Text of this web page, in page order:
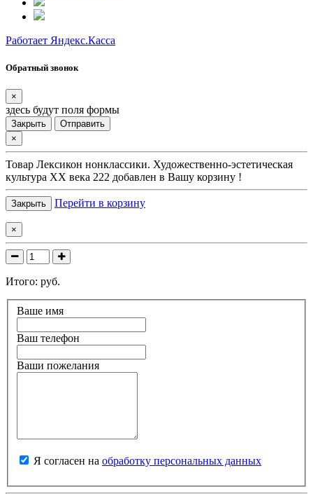
Работает Яндекс.Касса
Обратный звонок
×
здесь будут поля формы
Закрыть
Отправить
×
Товар Лексикон нонклассики. Художественно-эстетическая
культура XX века 222 добавлен в Вашу корзину !
Закрыть Перейти в корзину
×
Итого: руб.
Ваше имя
Ваш телефон
Ваши пожелания
Я согласен на обработку персональных данных